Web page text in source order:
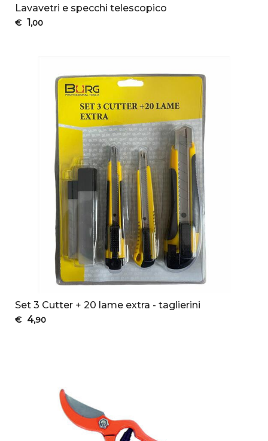
Lavavetri e specchi telescopico
€ 1,00
Set 3 Cutter + 20 lame extra - taglierini
€ 4,90